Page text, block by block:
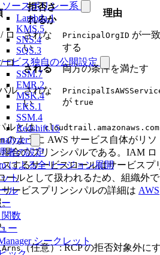
ソースポリシー系
Lambda.1
KMS.5
SNS.4
SQS.3
ービス独自の公開設定
SSM.7
EMR.2
MSK.4
EKS.1
SSM.4
Redshift.15
者の設定
による全リージョン展開
ト
ル
関数
ー
シークレット
拒否さ
れるか
理由
ロ
されな
い
PrincipalOrgID が一致
する
ロ
される 両方の条件を満たす
ル されな
い
が true
ルとは、cloudtrail.amazonaws.com
のように AWS サービス自体がリソ
合のプリンシパルである。IAM ロ
するサービスロールはサービスプ
ールとして扱われるため、組織外で
ービスプリンシパルの詳細は AWS
。
（任意）: RCP の拒否対象外に